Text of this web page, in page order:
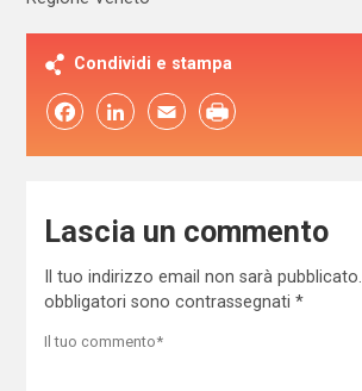
Condividi e stampa
FacebookLinkedIn Email
Lascia un commento
Il tuo indirizzo email non sarà pubblicato.
obbligatori sono contrassegnati *